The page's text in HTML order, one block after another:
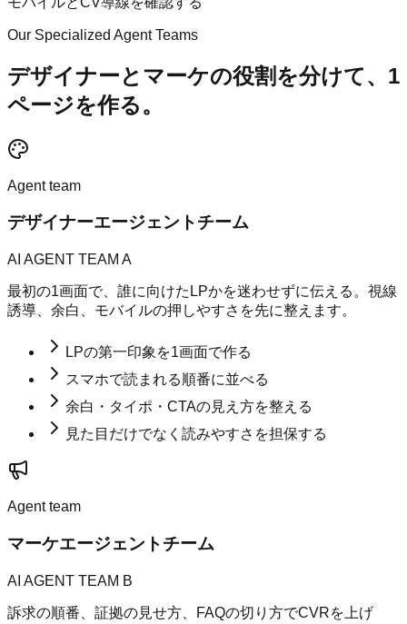
Our Specialized Agent Teams
デザイナーとマーケの役割を分けて、1
ページを作る。
Agent team
デザイナーエージェントチーム
AI AGENT TEAM A
最初の1画面で、誰に向けたLPかを迷わせずに伝える。視線
誘導、余白、モバイルの押しやすさを先に整えます。
LPの第一印象を1画面で作る
スマホで読まれる順番に並べる
余白・タイポ・CTAの見え方を整える
見た目だけでなく読みやすさを担保する
Agent team
マーケエージェントチーム
AI AGENT TEAM B
訴求の順番、証拠の見せ方、FAQの切り方でCVRを上げ